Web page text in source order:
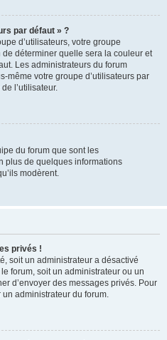
par défaut » ?
d’utilisateurs, votre groupe
déterminer quelle sera la couleur et
Les administrateurs du forum
même votre groupe d’utilisateurs par
l’utilisateur.
du forum que sont les
plus de quelques informations
modèrent.
privés !
soit un administrateur a désactivé
forum, soit un administrateur ou un
d’envoyer des messages privés. Pour
administrateur du forum.